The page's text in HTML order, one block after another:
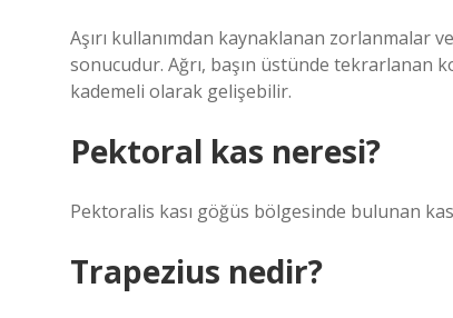
Aşırı kullanımdan kaynaklanan zorlanmalar
sonucudur. Ağrı, başın üstünde tekrarlanan
kademeli olarak gelişebilir.
Pektoral kas neresi?
Pektoralis kası göğüs bölgesinde bulunan
Trapezius nedir?